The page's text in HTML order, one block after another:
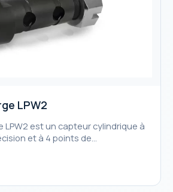
LPW2
LPW2 est un capteur cylindrique à
et à 4 points de…